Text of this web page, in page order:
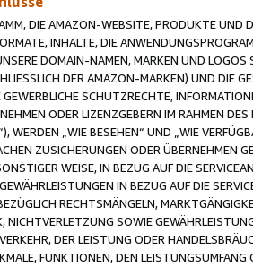
DIE AMAZON-WEBSITE, PRODUKTE UND
INHALTE, DIE
DOMAIN-NAMEN, MARKEN UND
DER AMAZON-MARKEN) UND DIE
SCHUTZRECHTE,
ODER LIZENZGEBERN IM RAHMEN
WERDEN „WIE BESEHEN“ UND „WIE
ZUSICHERUNGEN ODER ÜBERNEHMEN
WEISE, IN BEZUG AUF DIE
IN BEZUG AUF DIE
RECHTSMÄNGELN,
NICHTVERLETZUNG SOWIE
DER LEISTUNG ODER
FUNKTIONEN, DEN